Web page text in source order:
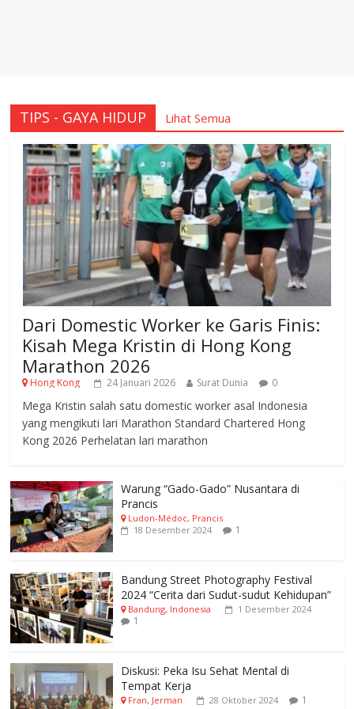
TIPS - GAYA HIDUP Lihat Semua
Dari Domestic Worker ke Garis Finis:
Kisah Mega Kristin di Hong Kong
Marathon 2026
Hong Kong 24 Januari 2026 Surat Dunia 0
Mega Kristin salah satu domestic worker asal Indonesia
yang mengikuti lari Marathon Standard Chartered Hong
Kong 2026 Perhelatan lari marathon
Warung “Gado-Gado” Nusantara di
Prancis
Ludon-Médoc, Prancis
18 Desember 2024
1
Bandung Street Photography Festival
2024 “Cerita dari Sudut-sudut Kehidupan”
Bandung, Indonesia 1 Desember 2024
1
Diskusi: Peka Isu Sehat Mental di
Tempat Kerja
Fran, Jerman 28 Oktober 2024 1